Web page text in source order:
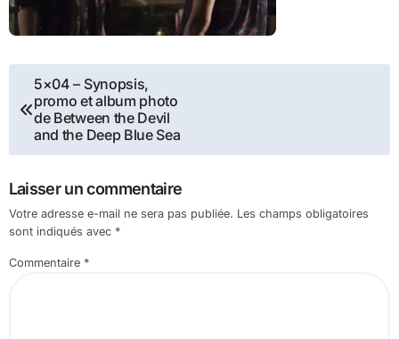
Navigation
de
l’article
5×04 – Synopsis,
promo et album photo
de Between the Devil
and the Deep Blue Sea
Laisser un commentaire
Votre adresse e-mail ne sera pas publiée. Les champs obligatoires
sont indiqués avec *
Commentaire *